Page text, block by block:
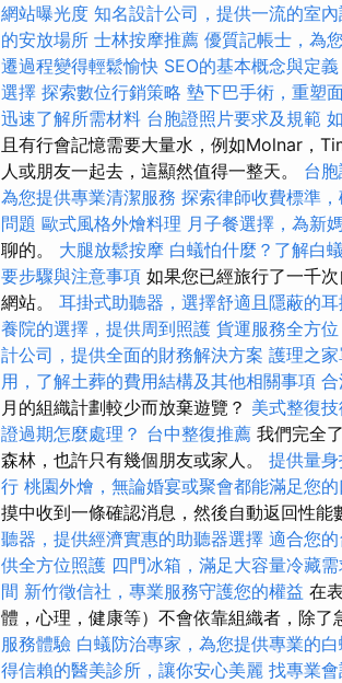
網站曝光度 知名設計公司，提供一流的室
的安放場所 士林按摩推薦 優質記帳士，為
遷過程變得輕鬆愉快 SEO的基本概念與定義
選擇 探索數位行銷策略 墊下巴手術，重塑
迅速了解所需材料 台胞證照片要求及規範
且有行會記憶需要大量水，例如Molnar，
人或朋友一起去，這顯然值得一整天。 台
為您提供專業清潔服務 探索律師收費標準
問題 歐式風格外燴料理 月子餐選擇，為新
聊的。 大腿放鬆按摩 白蟻怕什麼？了解白
要步驟與注意事項 如果您已經旅行了一千
網站。 耳掛式助聽器，選擇舒適且隱蔽的
養院的選擇，提供周到照護 貨運服務全方
計公司，提供全面的財務解決方案 護理之
用，了解土葬的費用結構及其他相關事項
月的組織計劃較少而放棄遊覽？ 美式整復
證過期怎麼處理？ 台中整復推薦 我們完全
森林，也許只有幾個朋友或家人。 提供量
行 桃園外燴，無論婚宴或聚會都能滿足您的
摸中收到一條確認消息，然後自動返回性
聽器，提供經濟實惠的助聽器選擇 適合您
供全方位照護 四門冰箱，滿足大容量冷藏
間 新竹徵信社，專業服務守護您的權益 在
體，心理，健康等）不會依靠組織者，除了
服務體驗 白蟻防治專家，為您提供專業的
得信賴的醫美診所，讓你安心美麗 找專業